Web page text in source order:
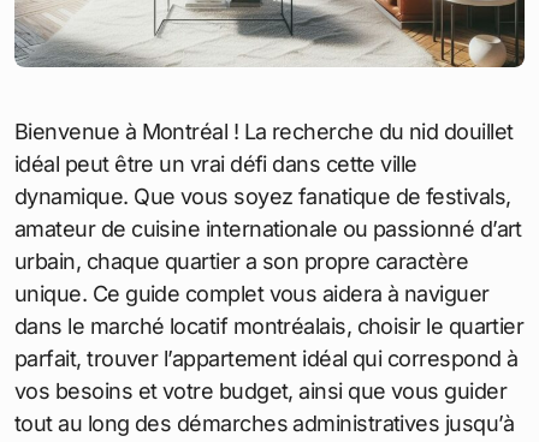
Bienvenue à Montréal ! La recherche du nid douillet
idéal peut être un vrai défi dans cette ville
dynamique. Que vous soyez fanatique de festivals,
amateur de cuisine internationale ou passionné d’art
urbain, chaque quartier a son propre caractère
unique. Ce guide complet vous aidera à naviguer
dans le marché locatif montréalais, choisir le quartier
parfait, trouver l’appartement idéal qui correspond à
vos besoins et votre budget, ainsi que vous guider
tout au long des démarches administratives jusqu’à